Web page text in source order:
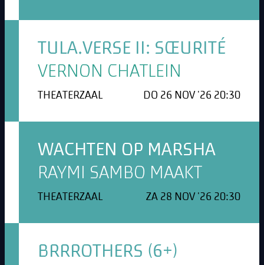
TULA.VERSE II: SŒURITÉ
VERNON CHATLEIN
THEATERZAAL DO 26 NOV '26 20:30
WACHTEN OP MARSHA
RAYMI SAMBO MAAKT
THEATERZAAL ZA 28 NOV '26 20:30
BRRROTHERS (6+)